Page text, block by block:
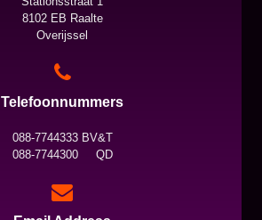
8102 EB Raalte
Overijssel
Telefoonnummers
088-7744333 BV&T
088-7744300 QD